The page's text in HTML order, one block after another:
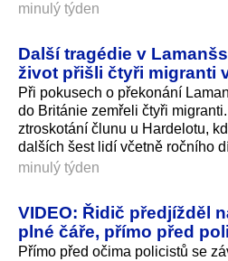
minulý týden
Další tragédie v
život přišli čtyři migranti
Při pokusech o překonání
do Británie zemřeli čtyři
ztroskotání člunu u Hardelotu,
dalších šest lidí včetně ročního
minulý týden
VIDEO: Řidič předjížděl
plné čáře, přímo před
Přímo před očima policistů se